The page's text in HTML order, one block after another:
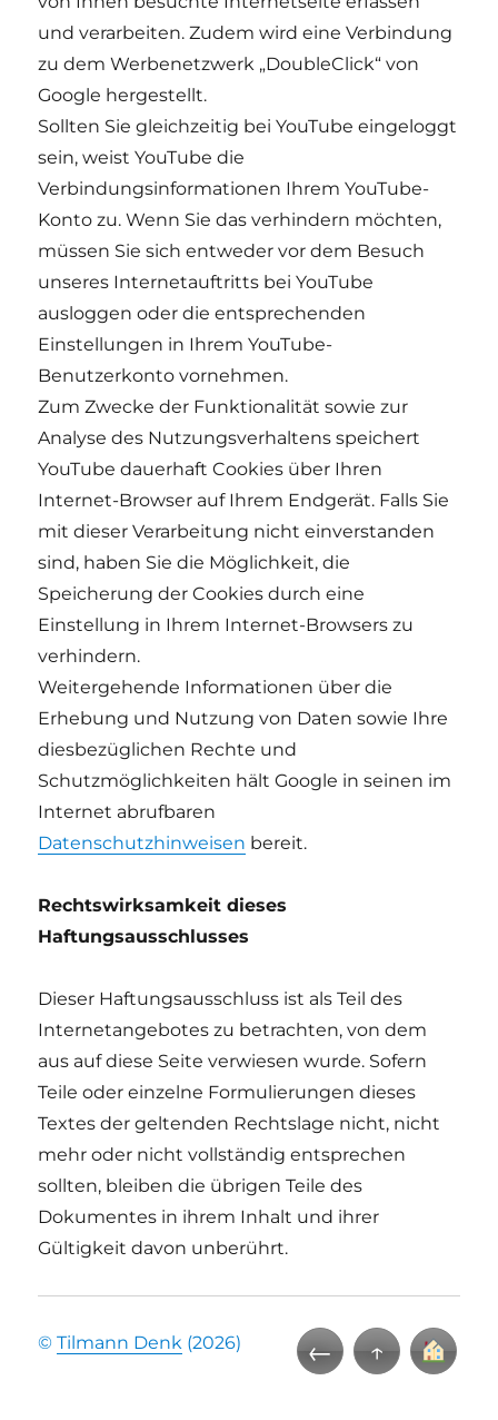
und verarbeiten. Zudem wird eine Verbindung
zu dem Werbenetzwerk „DoubleClick“ von
Google hergestellt.
Sollten Sie gleichzeitig bei YouTube eingeloggt
sein, weist YouTube die
Verbindungsinformationen Ihrem YouTube-
Konto zu. Wenn Sie das verhindern möchten,
müssen Sie sich entweder vor dem Besuch
unseres Internetauftritts bei YouTube
ausloggen oder die entsprechenden
Einstellungen in Ihrem YouTube-
Benutzerkonto vornehmen.
Zum Zwecke der Funktionalität sowie zur
Analyse des Nutzungsverhaltens speichert
YouTube dauerhaft Cookies über Ihren
Internet-Browser auf Ihrem Endgerät. Falls Sie
mit dieser Verarbeitung nicht einverstanden
sind, haben Sie die Möglichkeit, die
Speicherung der Cookies durch eine
Einstellung in Ihrem Internet-Browsers zu
verhindern.
Weitergehende Informationen über die
Erhebung und Nutzung von Daten sowie Ihre
diesbezüglichen Rechte und
Schutzmöglichkeiten hält Google in seinen im
Internet abrufbaren
Datenschutzhinweisen bereit.
Rechtswirksamkeit dieses
Haftungsausschlusses
Dieser Haftungsausschluss ist als Teil des
Internetangebotes zu betrachten, von dem
aus auf diese Seite verwiesen wurde. Sofern
Teile oder einzelne Formulierungen dieses
Textes der geltenden Rechtslage nicht, nicht
mehr oder nicht vollständig entsprechen
sollten, bleiben die übrigen Teile des
Dokumentes in ihrem Inhalt und ihrer
Gültigkeit davon unberührt.
← ↑
©Tilmann Denk (2026)